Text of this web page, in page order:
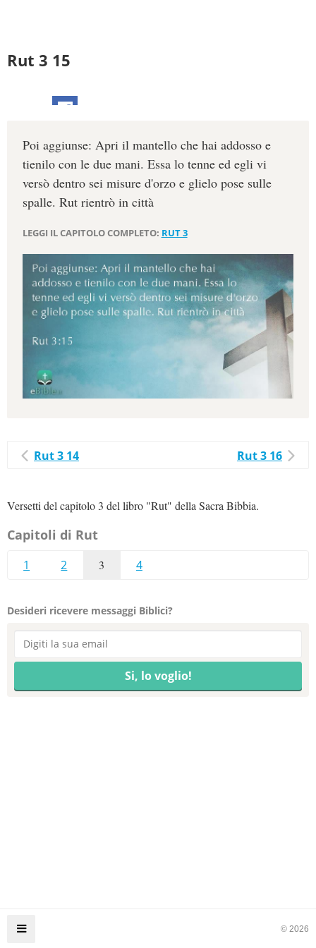
Rut 3 15
Poi aggiunse: Apri il mantello che hai addosso e
tienilo con le due mani. Essa lo tenne ed egli vi
versò dentro sei misure d'orzo e glielo pose sulle
spalle. Rut rientrò in città
LEGGI IL CAPITOLO COMPLETO: RUT 3
Rut 3 14 Rut 3 16
Versetti del capitolo 3 del libro "Rut" della Sacra Bibbia.
Capitoli di Rut
1 2 3 4
Desideri ricevere messaggi Biblici?
© 2026